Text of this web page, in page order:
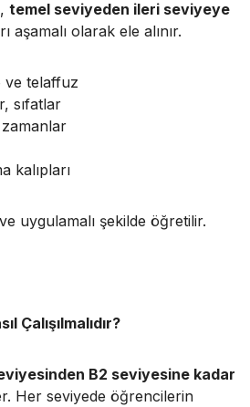
temel seviyeden ileri seviyeye
aşamalı olarak ele alınır.
ve telaffuz
sıfatlar
kalıpları
uygulamalı şekilde öğretilir.
Çalışılmalıdır?
B2 seviyesine kadar
Her seviyede öğrencilerin